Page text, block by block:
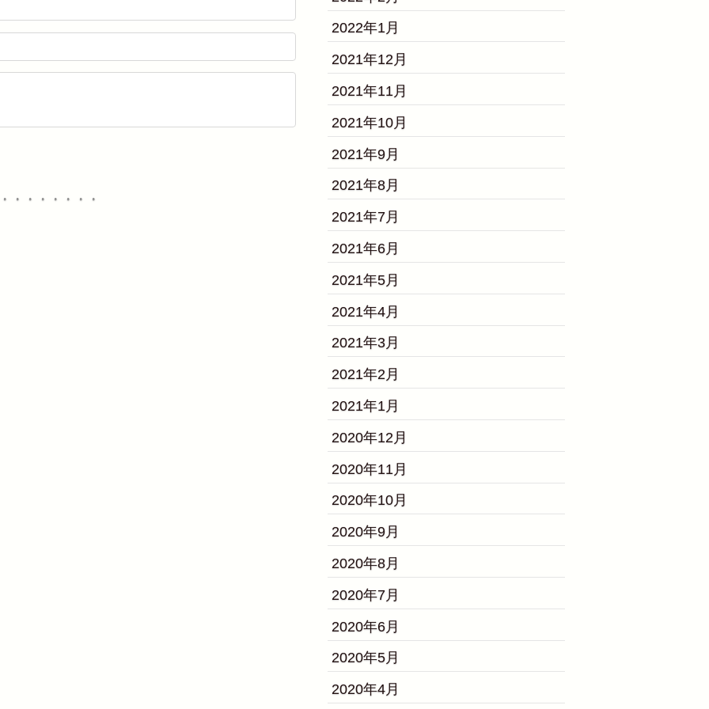
・・・・・・・
2022年1月
2021年12月
2021年11月
2021年10月
2021年9月
2021年8月
2021年7月
2021年6月
2021年5月
2021年4月
2021年3月
2021年2月
2021年1月
2020年12月
2020年11月
2020年10月
2020年9月
2020年8月
2020年7月
2020年6月
2020年5月
2020年4月